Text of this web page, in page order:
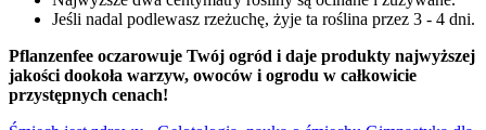
Jeśli nadal podlewasz rzeżuchę, żyje ta roślina przez 3 - 4 dni.
Pflanzenfee oczarowuje Twój ogród i daje produkty najwyższej
jakości dookoła warzyw, owoców i ogrodu w całkowicie
przystępnych cenach!